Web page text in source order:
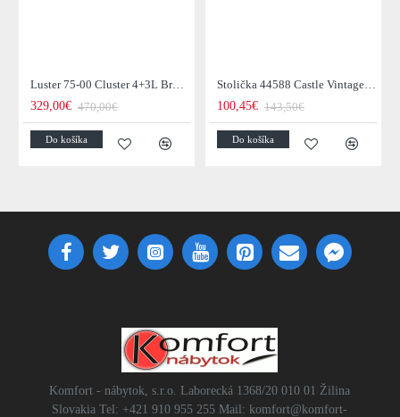
Luster 75-00 Cluster 4+3L Brown + Jantar Glass
329,00€ 470,00€
Do košíka
Stolička 44588 Castle Vintage Black
100,45€ 143,50€
Do košíka
Komfort - nábytok, s.r.o. Laborecká 1368/20 010 01 Žilina
Slovakia Tel: +421 910 955 255 Mail: komfort@komfort-